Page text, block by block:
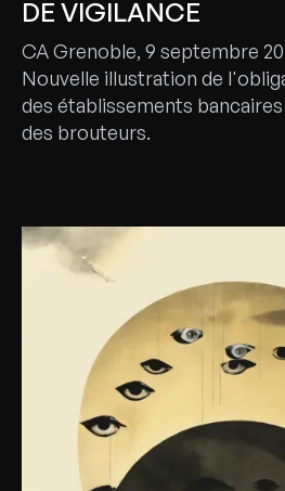
DE VIGILANCE
CA Grenoble, 9 septembre
Nouvelle illustration de
des établissements
des brouteurs.